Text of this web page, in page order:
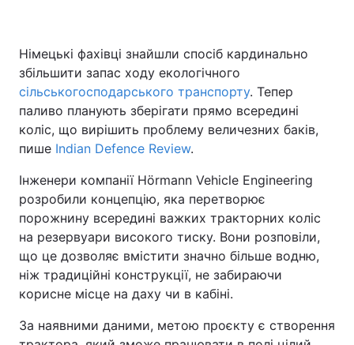
Економіка Світ
Спорт Наука
Техно і зв'язок Лайт
Здоров'я Туризм
Цікавинки Погода
Екологія Регіони
Лонгріди
Німецькі фахівці знайшли спосіб кардинально
збільшити запас ходу екологічного
сільськогосподарського транспорту. Тепер
паливо планують зберігати прямо всередині
коліс, що вирішить проблему величезних баків,
пише Indian Defence Review.
Інженери компанії Hörmann Vehicle Engineering
розробили концепцію, яка перетворює
порожнину всередині важких тракторних коліс
на резервуари високого тиску. Вони розповіли,
що це дозволяє вмістити значно більше водню,
ніж традиційні конструкції, не забираючи
корисне місце на даху чи в кабіні.
За наявними даними, метою проєкту є створення